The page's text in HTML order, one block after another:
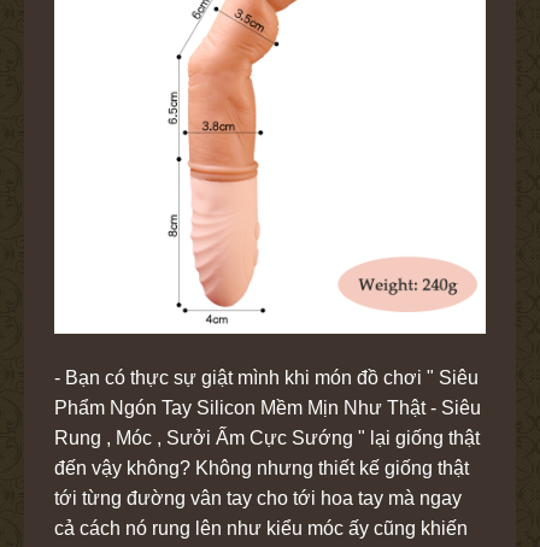
- Bạn có thực sự giật mình khi món đồ chơi " Siêu
Phẩm Ngón Tay Silicon Mềm Mịn Như Thật - Siêu
Rung , Móc , Sưởi Ấm Cực Sướng " lại giống thật
đến vậy không? Không nhưng thiết kế giống thật
tới từng đường vân tay cho tới hoa tay mà ngay
cả cách nó rung lên như kiểu móc ấy cũng khiến